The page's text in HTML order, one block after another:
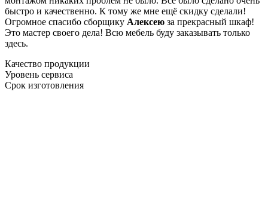
быстро и качественно. К тому же мне ещё скидку сделали!
Огромное спасибо сборщику Алексею за прекрасный шкаф!
Это мастер своего дела! Всю мебель буду заказывать только
здесь.
Качество продукции
Уровень сервиса
Срок изготовления